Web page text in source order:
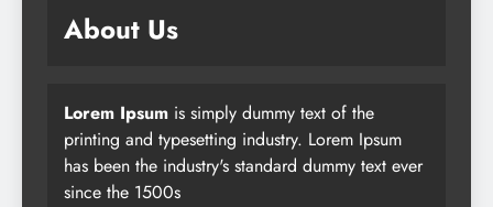
About Us
Lorem Ipsum is simply dummy text of the
printing and typesetting industry. Lorem Ipsum
has been the industry's standard dummy text ever
since the 1500s